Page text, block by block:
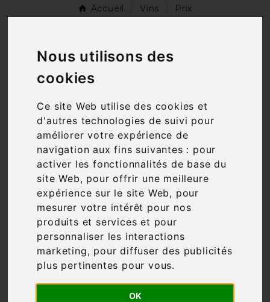
Nous utilisons des
cookies
Ce site Web utilise des cookies et
d'autres technologies de suivi pour
améliorer votre expérience de
navigation aux fins suivantes : pour
activer les fonctionnalités de base du
site Web, pour offrir une meilleure
expérience sur le site Web, pour
mesurer votre intérêt pour nos
produits et services et pour
personnaliser les interactions
marketing, pour diffuser des publicités
plus pertinentes pour vous.
OK
Accueil Vins Prix
Filtre 95 articles
Pertinence